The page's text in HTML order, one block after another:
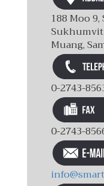
188 Moo
Sukhumvit
Muang,
0-2743-
0-2743-